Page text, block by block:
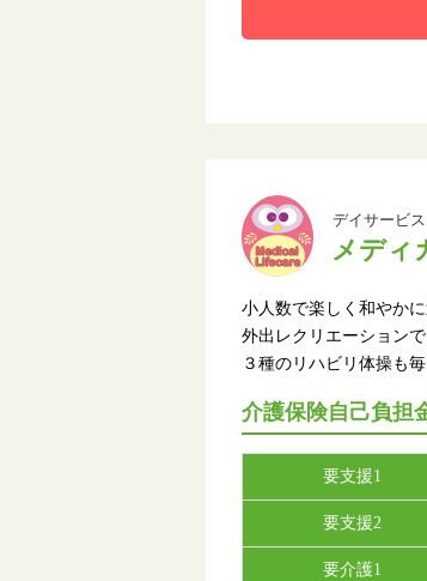
デイサービス
メディ
小人数で楽しく和やか
外出レクリエーション
３種のリハビリ体操も
介護保険自己負担
要支援1
要支援2
要介護1